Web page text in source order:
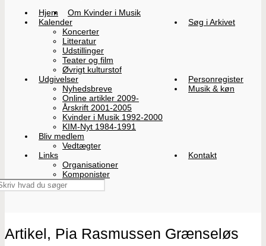
Hjem
Om Kvinder i Musik
Kalender
Koncerter
Litteratur
Udstillinger
Teater og film
Øvrigt kulturstof
Søg i Arkivet
Udgivelser
Nyhedsbreve
Online artikler 2009-
Årskrift 2001-2005
Kvinder i Musik 1992-2000
KIM-Nyt 1984-1991
Personregister
Musik & køn
Bliv medlem
Vedtægter
Links
Organisationer
Komponister
Kontakt
Artikel, Pia Rasmussen Grænseløs